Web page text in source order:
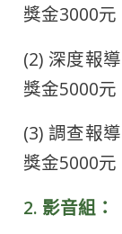
獎金3000元
(2) 深度報
獎金5000元
(3) 調查報
獎金5000元
2. 影音組：